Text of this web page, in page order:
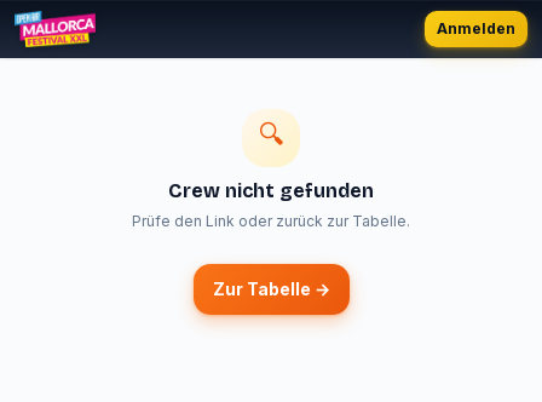
Anmelden
🔍
Crew nicht gefunden
Prüfe den Link oder zurück zur Tabelle.
Zur Tabelle →